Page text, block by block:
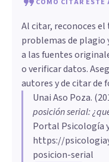
Al citar, reconoces
problemas de plagio
a las fuentes
o verificar datos.
autores y de citar de
Unai Aso Poza. (
posición serial:
Portal Psicología
https://
posicion-serial